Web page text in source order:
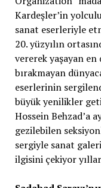
Kardeşler’in
sanat eserleriyle
20. yüzyılın
vererek yaşayan
bırakmayan
eserlerinin
büyük yenilikler
Hossein Behzad’a
gezilebilen
sergiyle sanat
ilgisini çekiyor